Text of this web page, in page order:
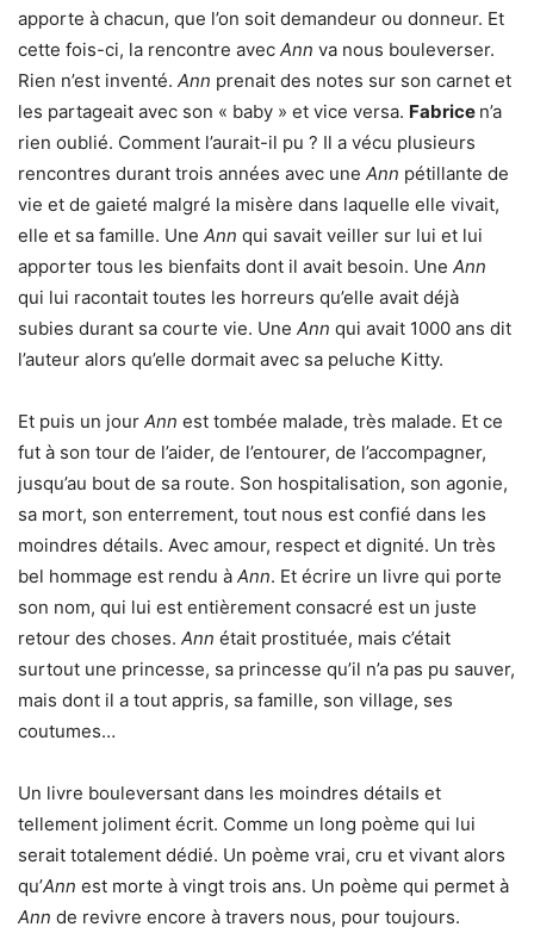
apporte à chacun, que l’on soit demandeur ou donneur. Et
cette fois-ci, la rencontre avec Ann va nous bouleverser.
Rien n’est inventé. Ann prenait des notes sur son carnet et
les partageait avec son « baby » et vice versa. Fabrice n’a
rien oublié. Comment l’aurait-il pu ? Il a vécu plusieurs
rencontres durant trois années avec une Ann pétillante de
vie et de gaieté malgré la misère dans laquelle elle vivait,
elle et sa famille. Une Ann qui savait veiller sur lui et lui
apporter tous les bienfaits dont il avait besoin. Une Ann
qui lui racontait toutes les horreurs qu’elle avait déjà
subies durant sa courte vie. Une Ann qui avait 1000 ans dit
l’auteur alors qu’elle dormait avec sa peluche Kitty.
Et puis un jour Ann est tombée malade, très malade. Et ce
fut à son tour de l’aider, de l’entourer, de l’accompagner,
jusqu’au bout de sa route. Son hospitalisation, son agonie,
sa mort, son enterrement, tout nous est confié dans les
moindres détails. Avec amour, respect et dignité. Un très
bel hommage est rendu à Ann. Et écrire un livre qui porte
son nom, qui lui est entièrement consacré est un juste
retour des choses. Ann était prostituée, mais c’était
surtout une princesse, sa princesse qu’il n’a pas pu sauver,
mais dont il a tout appris, sa famille, son village, ses
coutumes…
Un livre bouleversant dans les moindres détails et
tellement joliment écrit. Comme un long poème qui lui
serait totalement dédié. Un poème vrai, cru et vivant alors
qu’Ann est morte à vingt trois ans. Un poème qui permet à
Ann de revivre encore à travers nous, pour toujours.